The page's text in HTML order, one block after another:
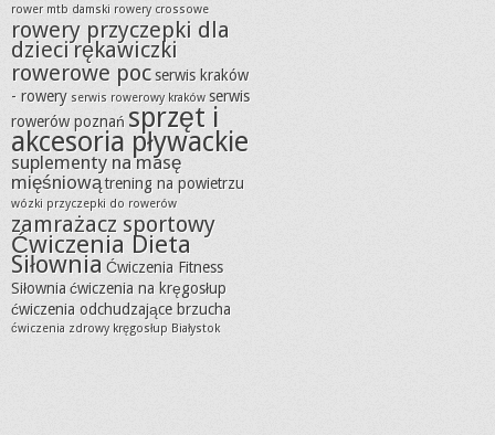
rower mtb damski rowery crossowe
rowery przyczepki dla
dziecirękawiczki
rowerowe pocserwis kraków
- rowery serwis rowerowy kraków serwis
rowerów poznań sprzęt i
akcesoria pływackie
suplementy na masę
mięśniowątrening na powietrzu
wózki przyczepki do rowerów
zamrażacz sportowy
Ćwiczenia Dieta
Siłownia Ćwiczenia Fitness
Siłowniaćwiczenia na kręgosłup
ćwiczenia odchudzające brzucha
ćwiczenia zdrowy kręgosłup Białystok